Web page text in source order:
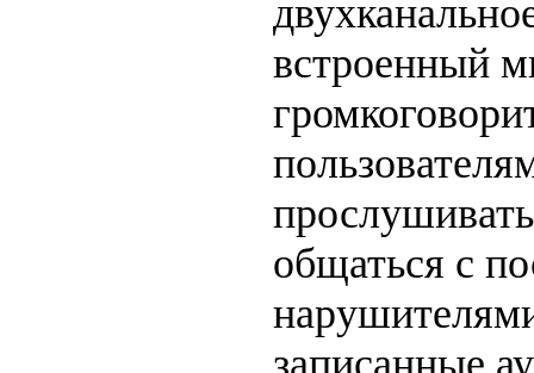
встроенный
общаться с
записанные